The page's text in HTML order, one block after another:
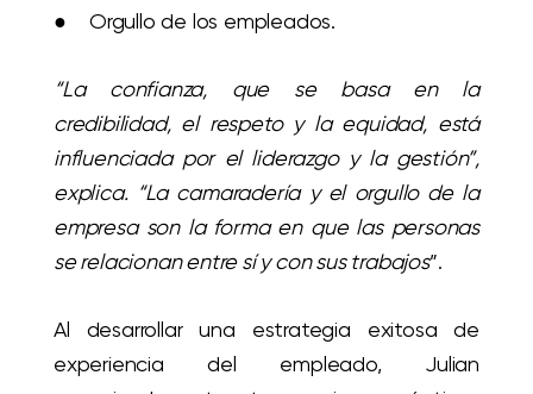
● Orgullo de los empleados.
“La confianza, que se basa en la
credibilidad, el respeto y la equidad, está
influenciada por el liderazgo y la gestión”,
explica. “La camaradería y el orgullo de la
empresa son la forma en que las personas
se relacionan entre sí y con sus trabajos”.
Al desarrollar una estrategia exitosa de
experiencia del empleado, Julian